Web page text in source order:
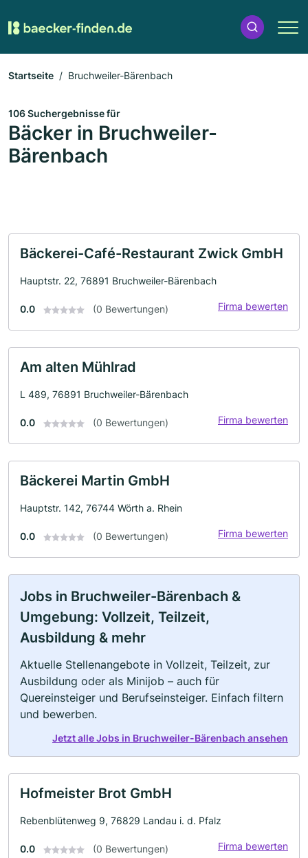
Startseite Bruchweiler-Bärenbach
106 Suchergebnisse für
Bäcker in Bruchweiler-
Bärenbach
Bäckerei-Café-Restaurant Zwick GmbH
Hauptstr. 22, 76891 Bruchweiler-Bärenbach
0.0 (0 Bewertungen) Firma bewerten
Am alten Mühlrad
L 489, 76891 Bruchweiler-Bärenbach
0.0 (0 Bewertungen) Firma bewerten
Bäckerei Martin GmbH
Hauptstr. 142, 76744 Wörth a. Rhein
0.0 (0 Bewertungen) Firma bewerten
Jobs in Bruchweiler-Bärenbach &
Umgebung: Vollzeit, Teilzeit,
Ausbildung & mehr
Aktuelle Stellenangebote in Vollzeit, Teilzeit, zur
Ausbildung oder als Minijob – auch für
Quereinsteiger und Berufseinsteiger. Einfach filtern
und bewerben.
Jetzt alle Jobs in Bruchweiler-Bärenbach ansehen
Hofmeister Brot GmbH
Rebenblütenweg 9, 76829 Landau i. d. Pfalz
0.0 (0 Bewertungen) Firma bewerten